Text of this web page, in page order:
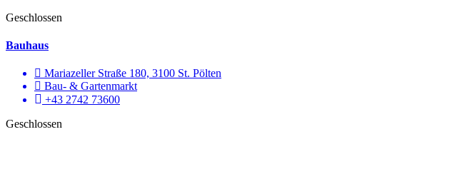
Geschlossen
Bauhaus
Mariazeller Straße 180, 3100 St. Pölten
Bau- & Gartenmarkt
+43 2742 73600
Geschlossen